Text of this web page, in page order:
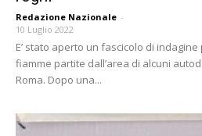
Redazione Nazionale -
10 Luglio 2022
E’ stato aperto un fascicolo di
fiamme partite dall’area di alcuni
Roma. Dopo una...